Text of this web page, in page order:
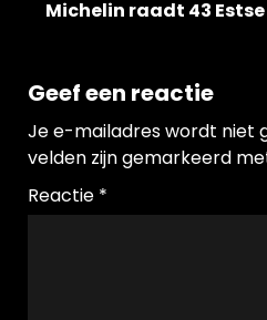
Michelin raadt 43
Geef een reactie
Je e-mailadres wordt niet
velden zijn gemarkeerd
Reactie *